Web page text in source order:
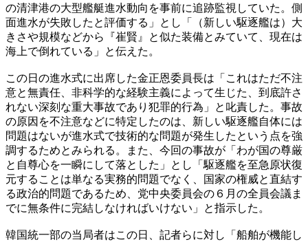
の清津港の大型艦艇進水動向を事前に追跡監視していた。側
面進水が失敗したと評価する」とし「（新しい駆逐艦は）大
きさや規模などから『崔賢』と似た装備とみていて、現在は
海上で倒れている」と伝えた。
この日の進水式に出席した金正恩委員長は「これはただ不注
意と無責任、非科学的な経験主義によって生じた、到底許さ
れない深刻な重大事故であり犯罪的行為」と叱責した。事故
の原因を不注意などに特定したのは、新しい駆逐艦自体には
問題はないが進水式で技術的な問題が発生したという点を強
調するためとみられる。また、今回の事故が「わが国の尊厳
と自尊心を一瞬にして落とした」とし「駆逐艦を至急原状復
元することは単なる実務的問題でなく、国家の権威と直結す
る政治的問題であるため、党中央委員会の６月の全員会議ま
でに無条件に完結しなければいけない」と指示した。
韓国統一部の当局者はこの日、記者らに対し「船舶が機能し